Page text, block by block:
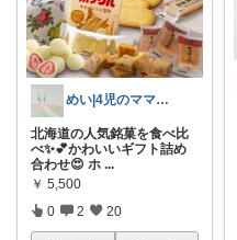
めい|4児のママおすすめ
北海道の人気銘菓を食べ比
べ✨💕かわいいギフト詰め
合わせ😍 ホ ...
￥ 5,500
0 2 20